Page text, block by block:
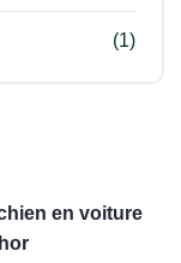
(1)
en voiture